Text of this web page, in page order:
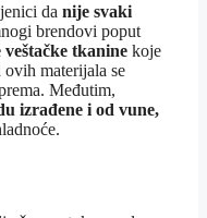
da nije svaki
brendovi poput
veštačke tkanine koje
materijala se
Međutim,
izrađene i od vune,